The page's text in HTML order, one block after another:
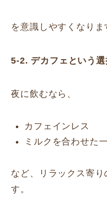
を意識しやすくなりま
5-2. デカフェという
夜に飲むなら、
カフェインレス
ミルクを合わせた
など、リラックス寄
す。